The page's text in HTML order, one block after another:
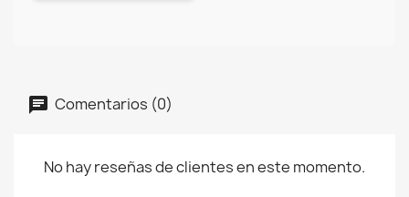
Comentarios (0)
No hay reseñas de clientes en este momento.